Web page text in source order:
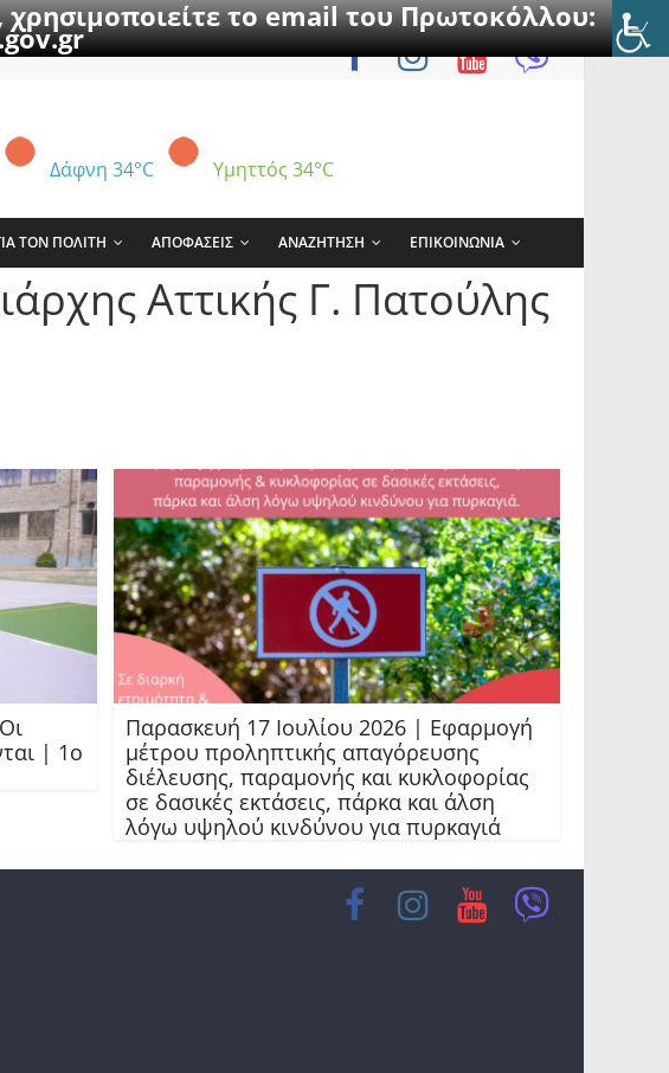
το email του Πρωτοκόλλου:
Δάφνη 34°C Υμηττός 34°C
ΤΟΝ ΠΟΛΙΤΗ ΑΠΟΦΑΣΕΙΣ ΑΝΑΖΗΤΗΣΗ ΕΠΙΚΟΙΝΩΝΙΑ
Αττικής Γ. Πατούλης
| 1ο
Παρασκευή 17 Ιουλίου 2026 | Εφαρμογή
μέτρου προληπτικής απαγόρευσης
διέλευσης, παραμονής και κυκλοφορίας
σε δασικές εκτάσεις, πάρκα και άλση
λόγω υψηλού κινδύνου για πυρκαγιά